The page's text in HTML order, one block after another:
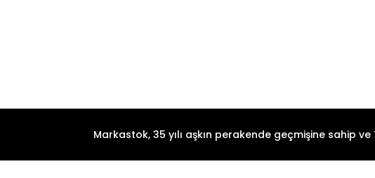
Markastok, 35 yılı aşkın perakende geçmişine sahip